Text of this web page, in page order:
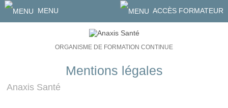
MENU ACCÈS FORMATEUR
ORGANISME DE FORMATION CONTINUE
Mentions légales
Anaxis Santé